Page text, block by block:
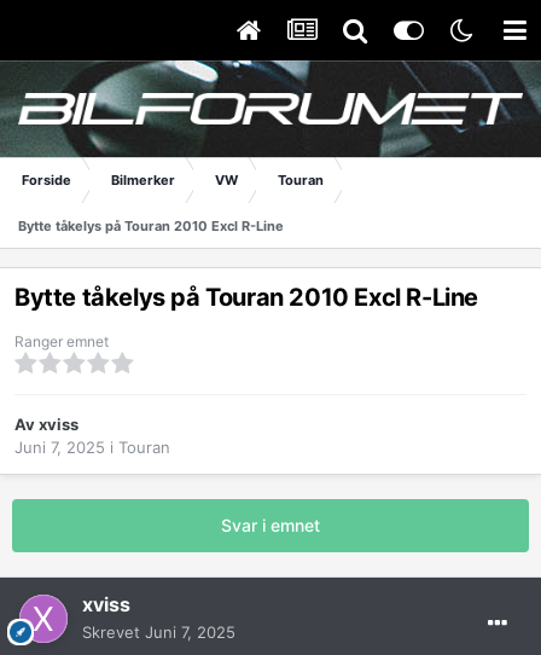
Forside Bilmerker VW Touran
Bytte tåkelys på Touran 2010 Excl R-Line
Bytte tåkelys på Touran 2010 Excl R-Line
Ranger emnet
Avxviss
Juni 7, 2025 i Touran
Svar i emnet
xviss
Skrevet Juni 7, 2025